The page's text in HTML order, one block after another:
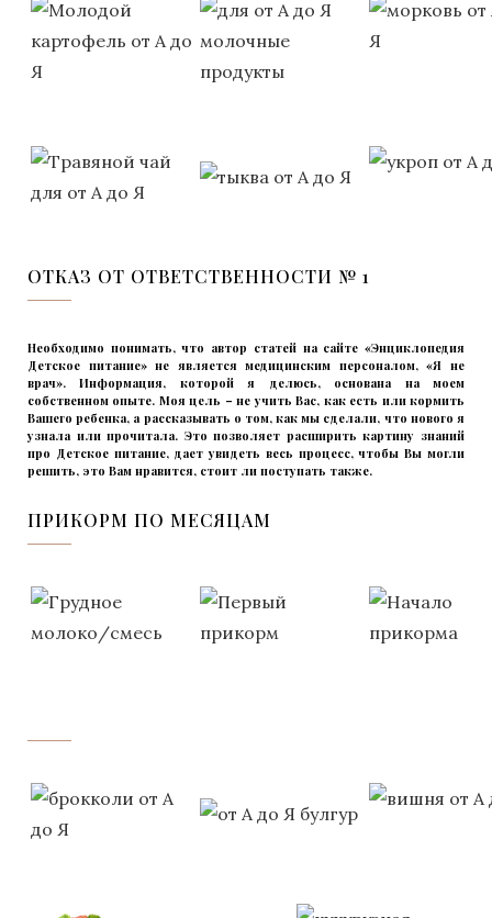
ОТКАЗ ОТ ОТВЕТСТВЕННОСТИ № 1
Необходимо понимать, что автор статей на сайте «Энциклопедия
Детское питание» не является медицинским персоналом, «Я не
врач». Информация, которой я делюсь, основана на моем
собственном опыте. Моя цель – не учить Вас, как есть или кормить
Вашего ребенка, а рассказывать о том, как мы сделали, что нового я
узнала или прочитала. Это позволяет расширить картину знаний
про Детское питание, дает увидеть весь процесс, чтобы Вы могли
решить, это Вам нравится, стоит ли поступать также.
ПРИКОРМ ПО МЕСЯЦАМ